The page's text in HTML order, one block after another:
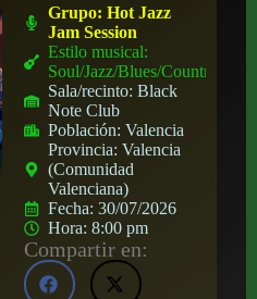
Grupo:Hot Jazz
Jam Session
Estilo musical:
Soul/Jazz/Blues/Country
Sala/recinto:Black
Note Club
Población:Valencia
Provincia:Valencia
(Comunidad
Valenciana)
Fecha:30/07/2026
Hora:8:00 pm
Compartir en: